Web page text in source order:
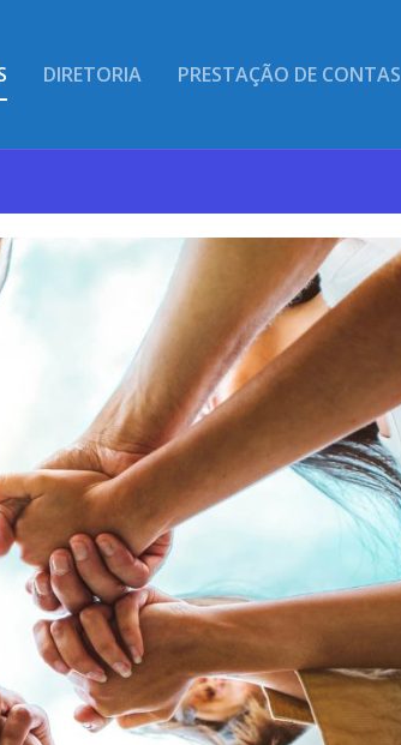
DIRETORIA PRESTAÇÃO DE CONTAS